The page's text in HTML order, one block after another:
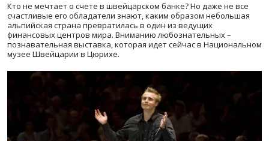
Кто не мечтает о счете в швейцарском банке? Но даже не все
счастливые его обладатели знают, каким образом небольшая
альпийская страна превратилась в один из ведущих
финансовых центров мира. Вниманию любознательных –
познавательная выставка, которая идет сейчас в Национальном
музее Швейцарии в Цюрихе.